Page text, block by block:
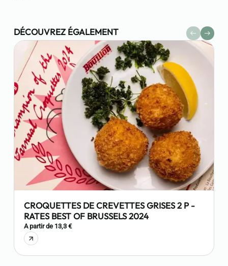
DÉCOUVREZ ÉGALEMENT
CROQUETTES DE CREVETTES GRISES 2 P -
RATES BEST OF BRUSSELS 2024
A partir de 13,3 €